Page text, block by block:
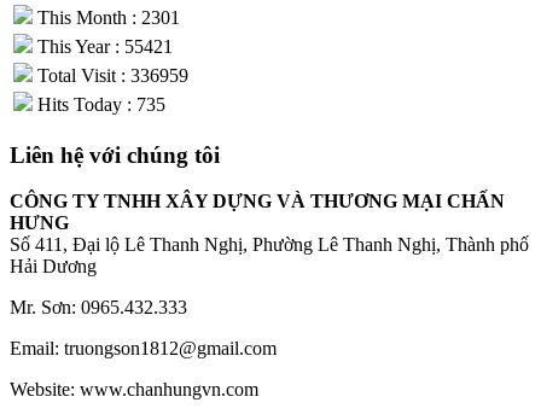
This Month : 2301
This Year : 55421
Total Visit : 336959
Hits Today : 735
Liên hệ với chúng tôi
CÔNG TY TNHH XÂY DỰNG VÀ THƯƠNG MẠI CHẤN
HƯNG
Số 411, Đại lộ Lê Thanh Nghị, Phường Lê Thanh Nghị, Thành phố
Hải Dương
Mr. Sơn: 0965.432.333
Email: truongson1812@gmail.com
Website: www.chanhungvn.com